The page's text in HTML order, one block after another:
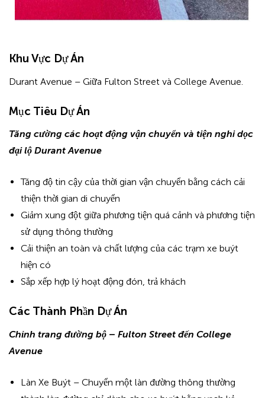
Hidden
for
heading
for
ADA
Khu Vực Dự Án
Durant Avenue – Giữa Fulton Street và College Avenue.
Mục Tiêu Dự Án
Tăng cường các hoạt động vận chuyển và tiện nghi dọc
đại lộ Durant Avenue
Tăng độ tin cậy của thời gian vận chuyển bằng cách cải
thiện thời gian di chuyển
Giảm xung đột giữa phương tiện quá cảnh và phương tiện
sử dụng thông thường
Cải thiện an toàn và chất lượng của các trạm xe buýt
hiện có
Sắp xếp hợp lý hoạt động đón, trả khách
Các Thành Phần Dự Án
Chỉnh trang đường bộ – Fulton Street đến College
Avenue
Làn Xe Buýt – Chuyển một làn đường thông thường